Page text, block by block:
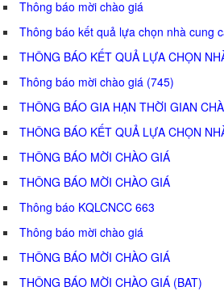
Thông báo mời chào giá
Thông báo kết quả lựa chọn nhà cung
THÔNG BÁO KẾT QUẢ LỰA CHỌN
Thông báo mời chào giá (745)
THÔNG BÁO GIA HẠN THỜI GIAN
THÔNG BÁO KẾT QUẢ LỰA CHỌN
THÔNG BÁO MỜI CHÀO GIÁ
THÔNG BÁO MỜI CHÀO GIÁ
Thông báo KQLCNCC 663
Thông báo mời chào giá
THÔNG BÁO MỜI CHÀO GIÁ
THÔNG BÁO MỜI CHÀO GIÁ (BAT)